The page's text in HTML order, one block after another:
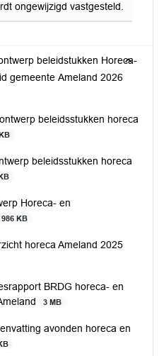
ongewijzigd vastgesteld.
beleidstukken Horeca-
gemeente Ameland 2026
beleidsstukken horeca
beleidsstukken horeca
Horeca- en
986 KB
horeca Ameland 2025
BRDG horeca- en
3 MB
avonden horeca en